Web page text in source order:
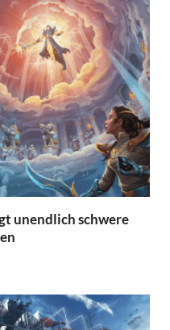
unendlich schwere